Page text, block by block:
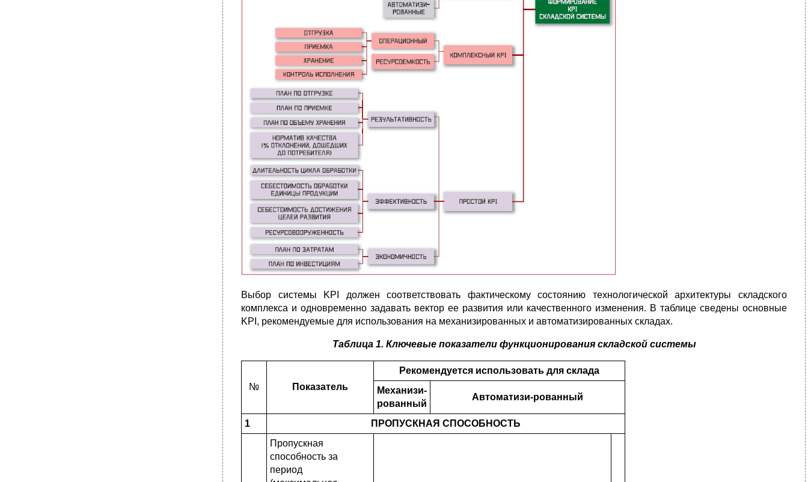
Выбор системы KPI должен соответствовать фактическому состоянию технологической архитектуры складского
комплекса и одновременно задавать вектор ее развития или качественного изменения. В таблице сведены основные
KPI, рекомендуемые для использования на механизированных и автоматизированных складах.
Таблица 1. Ключевые показатели функционирования складской системы
№ Показатель
Рекомендуется использовать для склада
Механизи-
рованный
Автоматизи-рованный
1
ПРОПУСКНАЯ СПОСОБНОСТЬ
Пропускная
способность за
период